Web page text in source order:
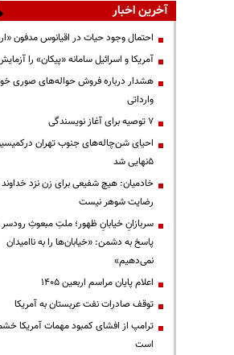
آخرین اخبار
احتمال وجود حیات در اقیانوس مدفون
آمریکا و اسرائیل سامانه «پیکان» را
هشدار درباره فروش حواله‌های صوری
وارداتی
۷ توصیه برای آغاز نویسندگی
احیای شن‌چاله‌های جنوب تهران
۵نهایی شد
خادمیان: هیچ شفیعی برای زن نزد خداوند
رضایت شوهر نیست
سربازانِ خیابانِ ظهور؛ ملتِ مبعوثِ رودسر
پاسخ به دشمن: «خیابان‌ها را به ناامیدان
نمی‌دهیم»
اعلام پایان مراسم اربعین ۱۴۰۵
توقف صادرات نفت عربستان به آمریکا
ترامپ از افشای کمبود مهمات آمریکا
است